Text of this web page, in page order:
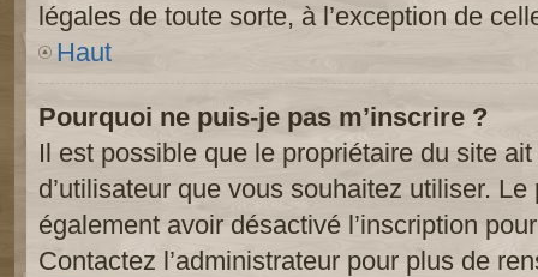
légales de toute sorte, à l’exception de
Haut
Pourquoi ne puis-je pas m’inscrire ?
Il est possible que le propriétaire du site
d’utilisateur que vous souhaitez utiliser.
également avoir désactivé l’inscription
Contactez l’administrateur pour plus de